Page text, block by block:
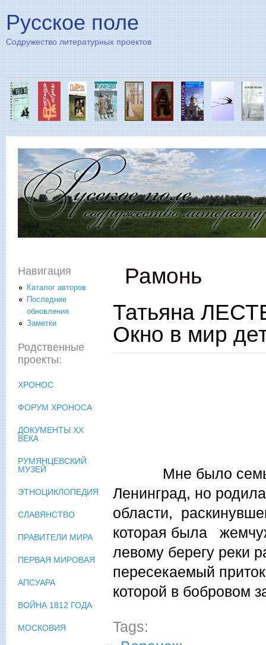
Русское поле
Содружество литературных проектов
Рамонь
Татьяна
Окно в мир
Мне было семь
Ленинград, но
области,
которая была
левому берегу реки
пересекаемый
которой в бобровом
Tags:
Навигация
Каталог авторов
Последние
обновления
Заметки
Родственные
проекты:
ХРОНОС
ФОРУМ ХРОНОСА
ДОКУМЕНТЫ XX
ВЕКА
РУМЯНЦЕВСКИЙ
МУЗЕЙ
ЭТНОЦИКЛОПЕДИЯ
СЛАВЯНСТВО
ПРАВИТЕЛИ МИРА
ПЕРВАЯ МИРОВАЯ
АПСУАРА
ВОЙНА 1812 ГОДА
МОСКОВИЯ